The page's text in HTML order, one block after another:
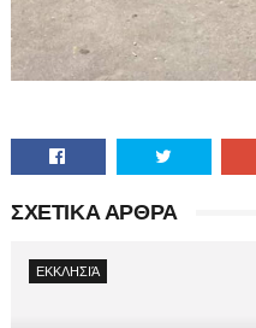
ΣΧΕΤΙΚΑ ΑΡΘΡΑ
ΕΚΚΛΗΣΙΆ